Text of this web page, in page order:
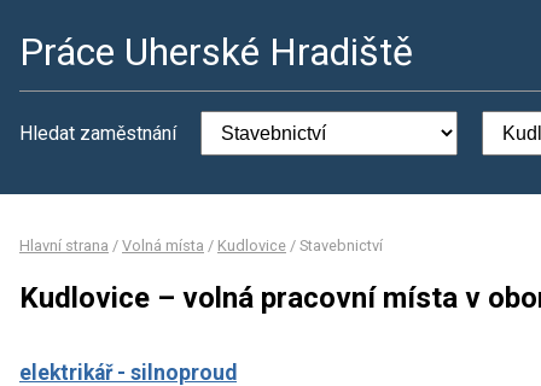
Práce Uherské Hradiště
Hledat zaměstnání
Hlavní strana / Volná místa / Kudlovice / Stavebnictví
Kudlovice – volná pracovní místa v
elektrikář - silnoproud